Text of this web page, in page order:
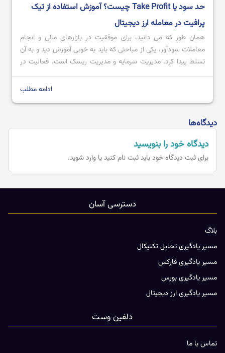
حد سود یا Take Profit چیست؟ آموزش استفاده از تیک
پرافیت در معامله ارز دیجیتال
همان طور که می دانید، برای موفقیت در بازارهای مالی و انجام
معاملات سودآور، یکی از مباحثی که باید به خوبی آموزش دید و به آن
تسلط پیدا کرد، مدیریت سرمایه و مدیریت ریسک است. فعالیت در
بازارهای مالی همواره با ریسک همراه است و اگر یک معامله گر
ادامه مطلب
دیدگاه‌ها
دیدگاه خود را بنویسید
برای ثبت دیدگاه خود بایدثبت نام کنید یا وارد شوید.
دسترسی آسان
بلاگ
مسیر یادگیری تحلیل تکنیکال
مسیر یادگیری فارکس
مسیر یادگیری بورس
مسیر یادگیری ارز دیجیتال
دلفین وست
تماس با ما